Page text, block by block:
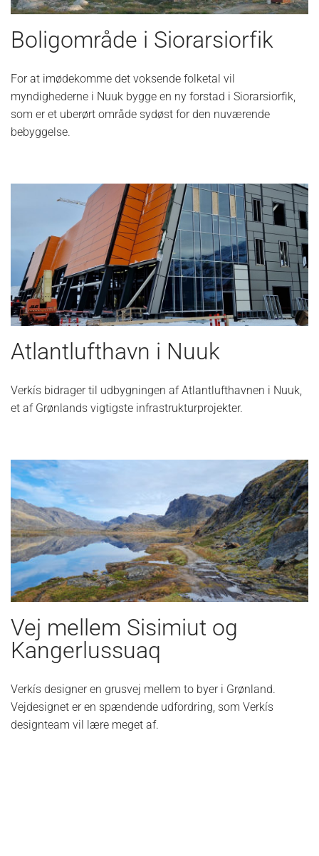
Boligområde i Siorarsiorfik
For at imødekomme det voksende folketal vil
myndighederne i Nuuk bygge en ny forstad i Siorarsiorfik,
som er et uberørt område sydøst for den nuværende
bebyggelse.
Atlantlufthavn i Nuuk
Verkís bidrager til udbygningen af Atlantlufthavnen i Nuuk,
et af Grønlands vigtigste infrastrukturprojekter.
Vej mellem Sisimiut og
Kangerlussuaq
Verkís designer en grusvej mellem to byer i Grønland.
Vejdesignet er en spændende udfordring, som Verkís
designteam vil lære meget af.